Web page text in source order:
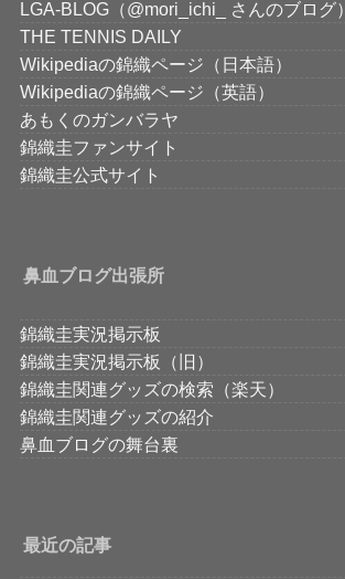
LGA-BLOG（@mori_ichi_ さんのブログ）
THE TENNIS DAILY
Wikipediaの錦織ページ（日本語）
Wikipediaの錦織ページ（英語）
あもくのガンバラヤ
錦織圭ファンサイト
錦織圭公式サイト
鼻血ブログ出張所
錦織圭実況掲示板
錦織圭実況掲示板（旧）
錦織圭関連グッズの検索（楽天）
錦織圭関連グッズの紹介
鼻血ブログの舞台裏
最近の記事